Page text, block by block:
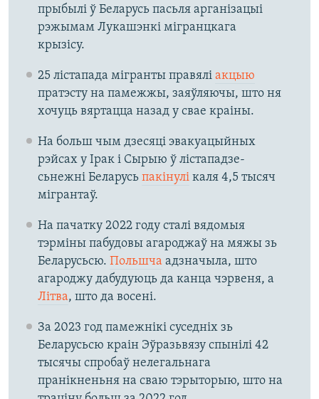
прыбылі ў Беларусь пасьля арганізацыі
рэжымам Лукашэнкі мігранцкага
крызісу.
25 лістапада мігранты правялі акцыю
пратэсту на памежжы, заяўляючы, што ня
хочуць вяртацца назад у свае краіны.
На больш чым дзесяці эвакуацыйных
рэйсах у Ірак і Сырыю ў лістападзе-
сьнежні Беларусь пакінулікаля 4,5 тысяч
мігрантаў.
На пачатку 2022 году сталі вядомыя
тэрміны пабудовы агароджаў на мяжы зь
Беларусьсю. Польшча адзначыла, што
агароджу дабудуюць да канца чэрвеня, а
Літва, што да восені.
За 2023 год памежнікі суседніх зь
Беларусьсю краін Эўразьвязу спынілі 42
тысячы спробаў нелегальнага
пранікненьня на сваю тэрыторыю, што на